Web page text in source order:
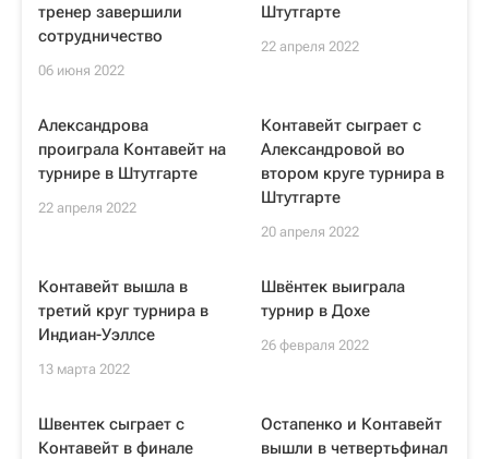
тренер завершили
сотрудничество
06 июня 2022
Штутгарте
22 апреля 2022
Александрова
проиграла Контавейт на
турнире в Штутгарте
22 апреля 2022
Контавейт сыграет с
Александровой во
втором круге турнира в
Штутгарте
20 апреля 2022
Контавейт вышла в
третий круг турнира в
Индиан-Уэллсе
13 марта 2022
Швёнтек выиграла
турнир в Дохе
26 февраля 2022
Швентек сыграет с
Контавейт в финале
Остапенко и Контавейт
вышли в четвертьфинал